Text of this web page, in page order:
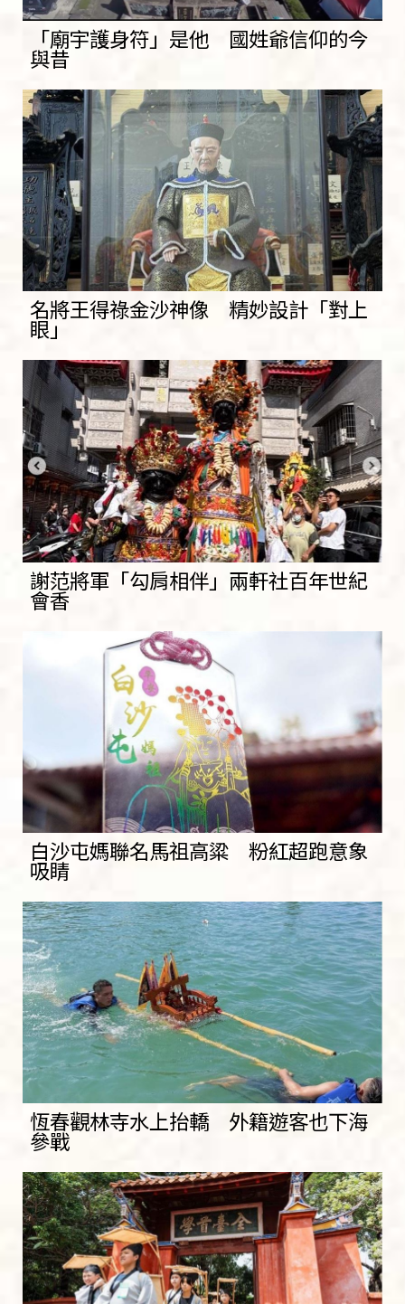
「廟宇護身符」是他 國姓爺信仰的今
與昔
名將王得祿金沙神像 精妙設計「對上
眼」
謝范將軍「勾肩相伴」兩軒社百年世紀
會香
白沙屯媽聯名馬祖高粱 粉紅超跑意象
吸睛
恆春觀林寺水上抬轎 外籍遊客也下海
參戰